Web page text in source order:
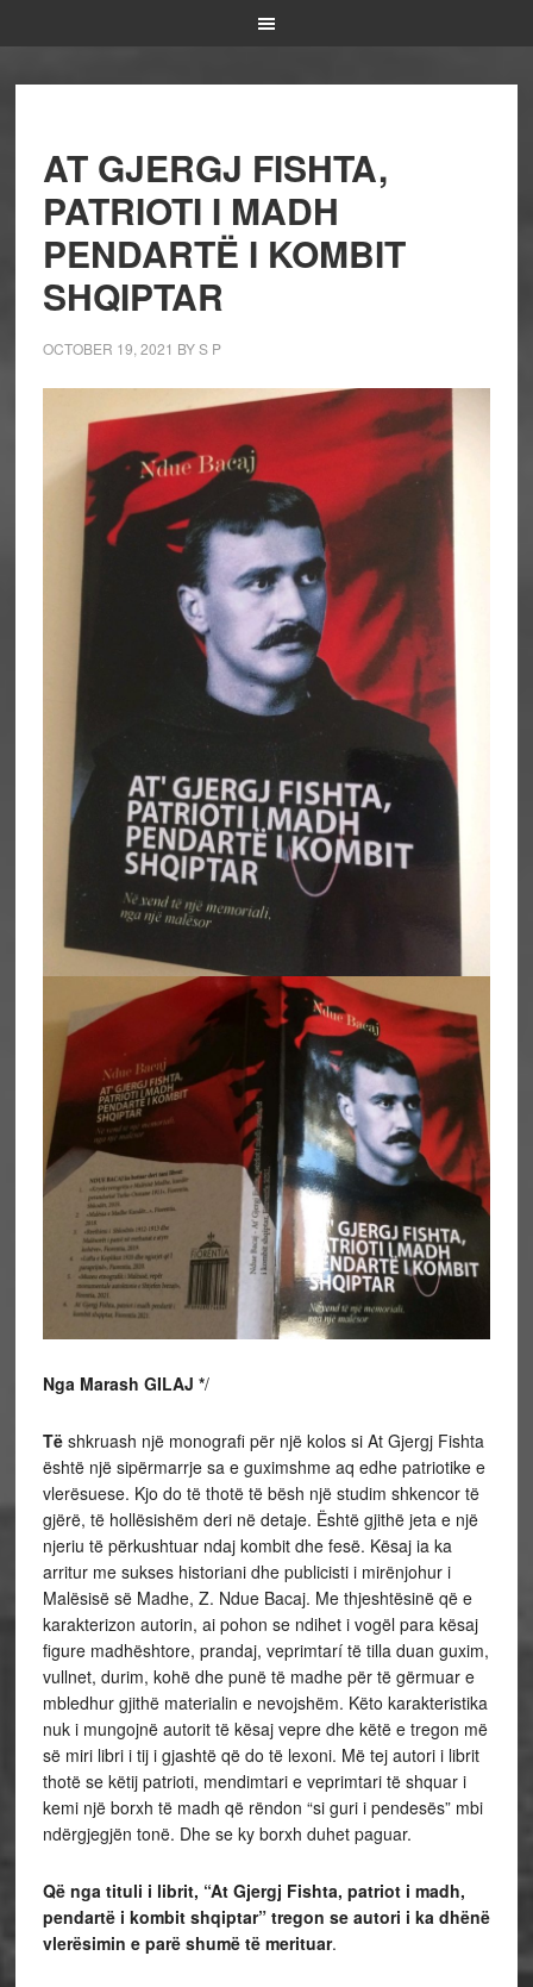
AT GJERGJ FISHTA,
PATRIOTI I MADH
PENDARTË I KOMBIT
SHQIPTAR
OCTOBER 19, 2021 BYS P
Nga Marash GILAJ */
Të shkruash një monografi për një kolos si At Gjergj Fishta
është një sipërmarrje sa e guximshme aq edhe patriotike e
vlerësuese. Kjo do të thotë të bësh një studim shkencor të
gjërë, të hollësishëm deri në detaje. Është gjithë jeta e një
njeriu të përkushtuar ndaj kombit dhe fesë. Kësaj ia ka
arritur me sukses historiani dhe publicisti i mirënjohur i
Malësisë së Madhe, Z. Ndue Bacaj. Me thjeshtësinë që e
karakterizon autorin, ai pohon se ndihet i vogël para kësaj
figure madhështore, prandaj, veprimtarí të tilla duan guxim,
vullnet, durim, kohë dhe punë të madhe për të gërmuar e
mbledhur gjithë materialin e nevojshëm. Këto karakteristika
nuk i mungojnë autorit të kësaj vepre dhe këtë e tregon më
së miri libri i tij i gjashtë që do të lexoni. Më tej autori i librit
thotë se këtij patrioti, mendimtari e veprimtari të shquar i
kemi një borxh të madh që rëndon “si guri i pendesës” mbi
ndërgjegjën tonë. Dhe se ky borxh duhet paguar.
Që nga tituli i librit, “At Gjergj Fishta, patriot i madh,
pendartë i kombit shqiptar” tregon se autori i ka dhënë
vlerësimin e parë shumë të merituar.